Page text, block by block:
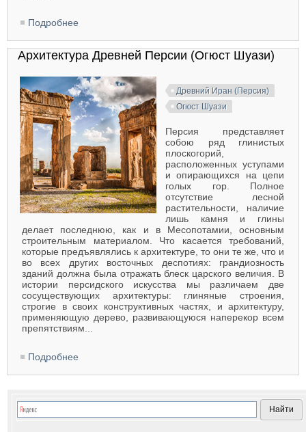
Подробнее
Архитектура Древней Персии (Огюст Шуази)
Древний Иран (Персия)
Огюст Шуази
Персия представляет
собою ряд глинистых
плоскогорий,
расположенных уступами
и опирающихся на цепи
голых гор. Полное
отсутствие лесной
растительности, наличие
лишь камня и глины
делает последнюю, как и в Месопотамии, основным
строительным материалом. Что касается требований,
которые предъявлялись к архитектуре, то они те же, что и
во всех других восточных деспотиях: грандиозность
зданий должна была отражать блеск царского величия. В
истории персидского искусства мы различаем две
сосуществующих архитектуры: глиняные строения,
строгие в своих конструктивных частях, и архитектуру,
применяющую дерево, развивающуюся наперекор всем
препятствиям...
Подробнее